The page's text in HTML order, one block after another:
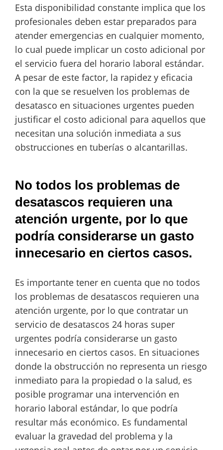
Esta disponibilidad constante implica que los
profesionales deben estar preparados para
atender emergencias en cualquier momento,
lo cual puede implicar un costo adicional por
el servicio fuera del horario laboral estándar.
A pesar de este factor, la rapidez y eficacia
con la que se resuelven los problemas de
desatasco en situaciones urgentes pueden
justificar el costo adicional para aquellos que
necesitan una solución inmediata a sus
obstrucciones en tuberías o alcantarillas.
No todos los problemas de
desatascos requieren una
atención urgente, por lo que
podría considerarse un gasto
innecesario en ciertos casos.
Es importante tener en cuenta que no todos
los problemas de desatascos requieren una
atención urgente, por lo que contratar un
servicio de desatascos 24 horas super
urgentes podría considerarse un gasto
innecesario en ciertos casos. En situaciones
donde la obstrucción no representa un riesgo
inmediato para la propiedad o la salud, es
posible programar una intervención en
horario laboral estándar, lo que podría
resultar más económico. Es fundamental
evaluar la gravedad del problema y la